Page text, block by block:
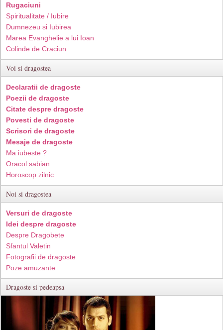
Rugaciuni
Spiritualitate / Iubire
Dumnezeu si Iubirea
Marea Evanghelie a lui Ioan
Colinde de Craciun
Voi si dragostea
Declaratii de dragoste
Poezii de dragoste
Citate despre dragoste
Povesti de dragoste
Scrisori de dragoste
Mesaje de dragoste
Ma iubeste ?
Oracol sabian
Horoscop zilnic
Noi si dragostea
Versuri de dragoste
Idei despre dragoste
Despre Dragobete
Sfantul Valetin
Fotografii de dragoste
Poze amuzante
Dragoste si pedeapsa